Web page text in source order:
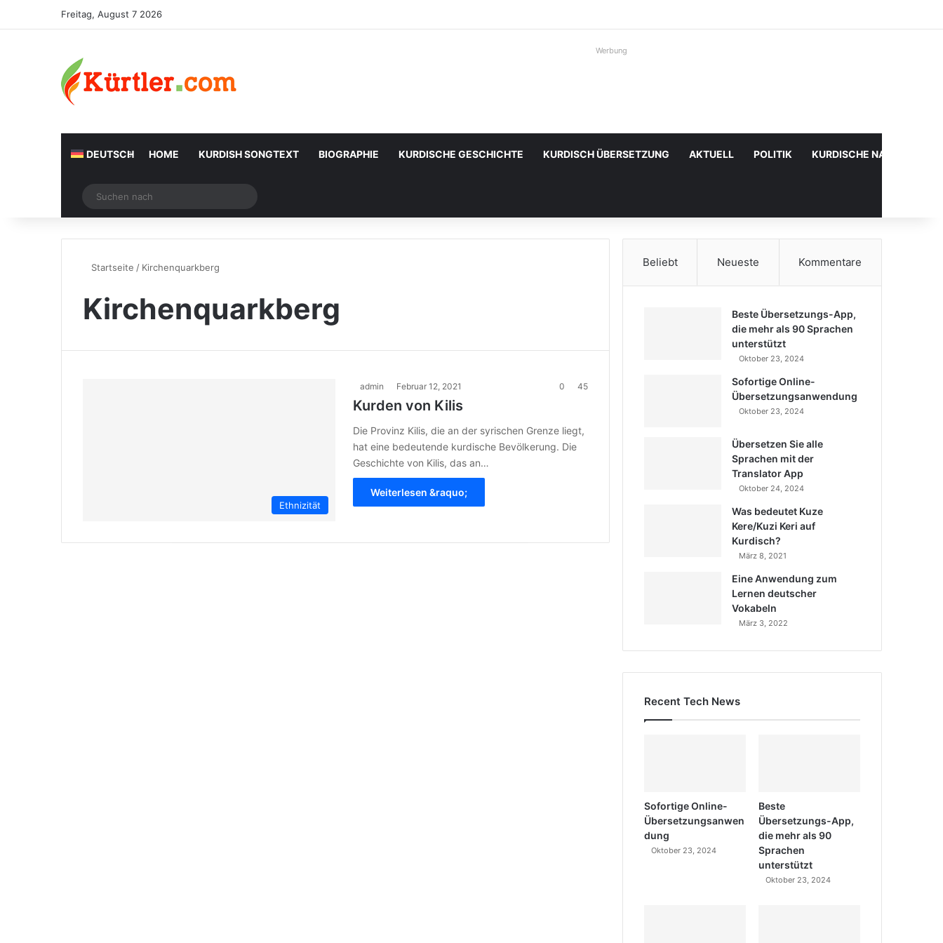
Freitag, August 7 2026
Werbung
DEUTSCH HOME KURDISH SONGTEXT BIOGRAPHIE KURDISCHE GESCHICHTE KURDISCH ÜBERSETZUNG AKTUELL POLITIK KURDISCHE
Zufälliger Artikel
nach
Startseite / Kirchenquarkberg
Kirchenquarkberg
Ethnizität
admin Februar 12, 2021 0 45
Kurden von Kilis
Die Provinz Kilis, die an der syrischen Grenze liegt,
hat eine bedeutende kurdische Bevölkerung. Die
Geschichte von Kilis, das an…
Weiterlesen &raquo;
Beliebt Neueste Kommentare
Beste Übersetzungs-App,
die mehr als 90 Sprachen
unterstützt
Oktober 23, 2024
Sofortige Online-
Übersetzungsanwendung
Oktober 23, 2024
Übersetzen Sie alle
Sprachen mit der
Translator App
Oktober 24, 2024
Was bedeutet Kuze
Kere/Kuzi Keri auf
Kurdisch?
März 8, 2021
Eine Anwendung zum
Lernen deutscher
Vokabeln
März 3, 2022
Recent Tech News
Sofortige Online-
Übersetzungsanwen
dung
Oktober 23, 2024
Beste
Übersetzungs-App,
die mehr als 90
Sprachen
unterstützt
Oktober 23, 2024